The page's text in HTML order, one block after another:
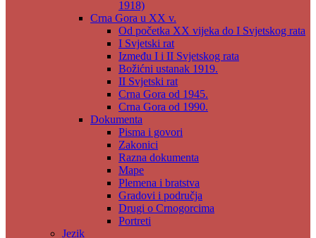
1918)
Crna Gora u XX v.
Od početka XX vijeka do I Svjetskog rata
I Svjetski rat
Između I i II Svjetskog rata
Božićni ustanak 1919.
II Svjetski rat
Crna Gora od 1945.
Crna Gora od 1990.
Dokumenta
Pisma i govori
Zakonici
Razna dokumenta
Mape
Plemena i bratstva
Gradovi i područja
Drugi o Crnogorcima
Portreti
Jezik